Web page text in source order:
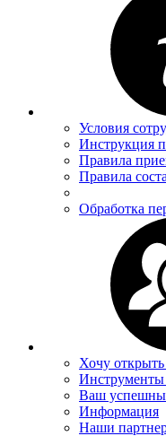
Условия
Инструкция
Правила
Правила
Обработка
Хочу открыть
Ваш
Информация
Наши